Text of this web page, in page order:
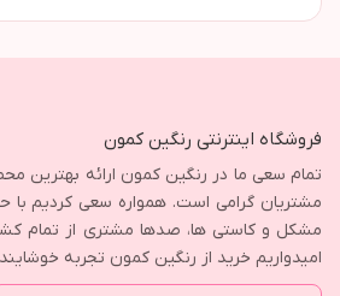
فروشگاه اینترنتی رنگین کمون
تمام سعی ما در رنگین کمون ارائه بهترین
مشتریان گرامی است. همواره سعی کردیم
مشکل و کاستی ها، صدها مشتری از تمام
امیدواریم خرید از رنگین کمون تجربه